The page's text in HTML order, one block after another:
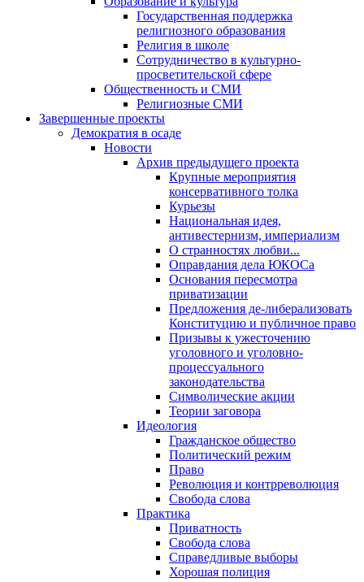
Государственная поддержка
религиозного образования
Религия в школе
Сотрудничество в культурно-
просветительской сфере
Общественность и СМИ
Религиозные СМИ
Завершенные проекты
Демократия в осаде
Новости
Архив предыдущего проекта
Крупные мероприятия
консервативного толка
Курьезы
Национальная идея,
антивестернизм, империализм
О странностях любви...
Оправдания дела ЮКОСа
Основания пересмотра
приватизации
Предложения де-либерализовать
Конституцию и публичное право
Призывы к ужесточению
уголовного и уголовно-
процессуального
законодательства
Символические акции
Теории заговора
Идеология
Гражданское общество
Политический режим
Право
Революция и контрреволюция
Свобода слова
Практика
Приватность
Свобода слова
Справедливые выборы
Хорошая полиция